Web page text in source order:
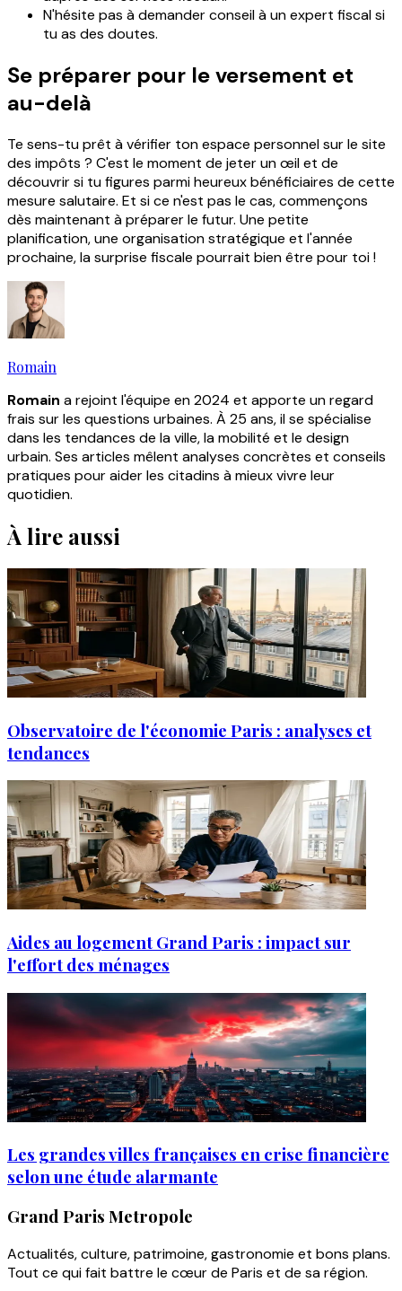
N'hésite pas à demander conseil à un expert fiscal si
tu as des doutes.
Se préparer pour le versement et
au-delà
Te sens-tu prêt à vérifier ton espace personnel sur le site
des impôts ? C'est le moment de jeter un œil et de
découvrir si tu figures parmi heureux bénéficiaires de cette
mesure salutaire. Et si ce n'est pas le cas, commençons
dès maintenant à préparer le futur. Une petite
planification, une organisation stratégique et l'année
prochaine, la surprise fiscale pourrait bien être pour toi !
Romain
Romain a rejoint l'équipe en 2024 et apporte un regard
frais sur les questions urbaines. À 25 ans, il se spécialise
dans les tendances de la ville, la mobilité et le design
urbain. Ses articles mêlent analyses concrètes et conseils
pratiques pour aider les citadins à mieux vivre leur
quotidien.
À lire aussi
Observatoire de l'économie Paris : analyses et
tendances
Aides au logement Grand Paris : impact sur
l'effort des ménages
Les grandes villes françaises en crise financière
selon une étude alarmante
Grand Paris Metropole
Actualités, culture, patrimoine, gastronomie et bons plans.
Tout ce qui fait battre le cœur de Paris et de sa région.